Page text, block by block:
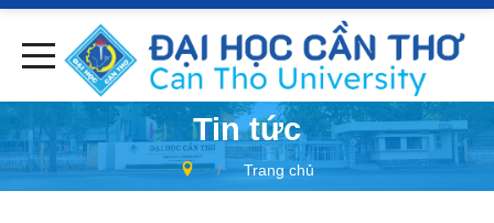
Tin tức
Trang chủ